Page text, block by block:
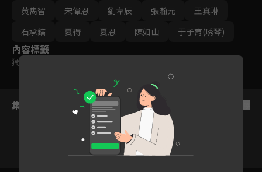
黃雋智 宋偉恩 劉韋辰 張瀚元
王真琳
石承鎬
夏得 夏恩 陳如山 于子育(琇琴)
內容標籤
獨家
集數列表